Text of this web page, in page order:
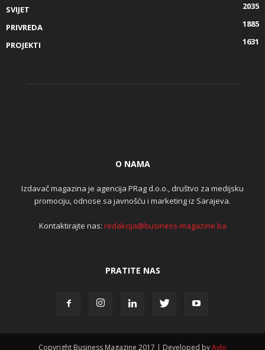
SVIJET
2035
PRIVREDA
1885
PROJEKTI
1631
O NAMA
Izdavač magazina je agencija PRag d.o.o., društvo za medijsku
promociju, odnose sa javnošću i marketing iz Sarajeva.
Kontaktirajte nas: redakcija@business-magazine.ba
PRATITE NAS
Copyright Business Magazine 2017 | Developed byAylo